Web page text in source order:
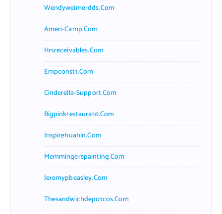
Wendyweimerdds.com
Ameri-Camp.com
Hrsreceivables.com
Empconst1.com
Cinderella-Support.com
Bigpinkrestaurant.com
Inspirehuahin.com
Memmingerspainting.com
Jeremypbeasley.com
Thesandwichdepotcos.com